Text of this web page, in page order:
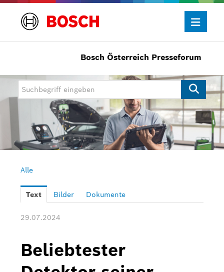
Presseinformationen
Allgemein/Wirtschaft
Bosch Innovationspreis
eBike Systems
Mobility
Power Tools
Buderus
Bosch Österreich Presseforum
Alle
Text Bilder Dokumente
29.07.2024
Beliebtester